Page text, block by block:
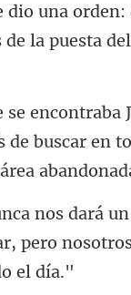
una orden:
de buscar en
pero